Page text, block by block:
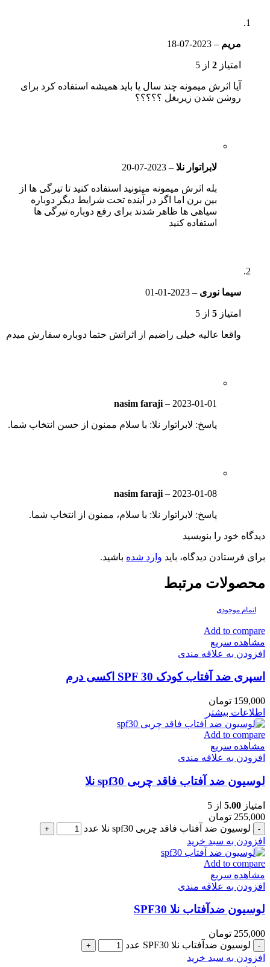
مریم –
2023-07-18
امتیاز 2 از 5
آیا اثرش میمونه چند سال یا باید همیشه استفاده کرد برای
روشن شدن زیربغل ؟؟؟؟؟
لابراتوار نلا –
2023-07-20
بله اثرش میمونه میتونید استفاده کنید تا تیرگی ها از
بین برن اما اگر در آینده تحت شرایط دیگر دوباره
سیاهی ها ظاهر شدند برای رفع دوباره تیرگی ها
استفاده کنید
سیما نوری –
2023-01-01
امتیاز 5 از 5
واقعا عالیه خیلی راضیم از اثراتش حتما دوباره سفارش میدم
nasim faraji – 2023-01-01
پاسخ: لابراتوار نلا: با سلام ممنون از حسن انتخاب شما.
nasim faraji – 2023-01-08
پاسخ: لابراتوار نلا: با سلام، ممنون از انتخاب شما.
دیدگاه خود را بنویسید
برای فرستادن دیدگاه، باید وارد شده باشید.
محصولات مرتبط
اتمام موجودی
Add to compare
مشاهده سریع
افزودن به علاقه مندی
اسپری ضد آفتاب کودک SPF 30 اکسی درم
159,000 تومان
اطلاعات بیشتر
Add to compare
مشاهده سریع
افزودن به علاقه مندی
لوسیون ضد آفتاب فاقد چربی spf30 نلا
امتیاز 5.00 از 5
255,000 تومان
لوسیون ضد آفتاب فاقد چربی spf30 نلا عدد
افزودن به سبد خرید
Add to compare
مشاهده سریع
افزودن به علاقه مندی
لوسیون ضدآفتاب نلا SPF30
255,000 تومان
لوسیون ضدآفتاب نلا SPF30 عدد
افزودن به سبد خرید